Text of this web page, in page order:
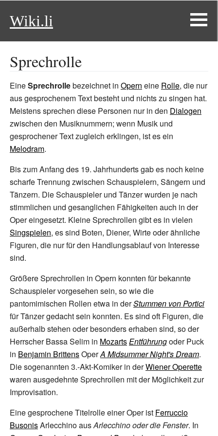
Wiki.li
Sprechrolle
EineSprechrollebezeichnet in Opern eine Rolle, die nur
aus gesprochenem Text besteht und nichts zu singen hat.
Meistens sprechen diese Personen nur in den Dialogen
zwischen den Musiknummern; wenn Musik und
gesprochener Text zugleich erklingen, ist es ein
Melodram.
Bis zum Anfang des 19. Jahrhunderts gab es noch keine
scharfe Trennung zwischen Schauspielern, Sängern und
Tänzern. Die Schauspieler und Tänzer wurden je nach
stimmlichen und gesanglichen Fähigkeiten auch in der
Oper eingesetzt. Kleine Sprechrollen gibt es in vielen
Singspielen, es sind Boten, Diener, Wirte oder ähnliche
Figuren, die nur für den Handlungsablauf von Interesse
sind.
Größere Sprechrollen in Opern konnten für bekannte
Schauspieler vorgesehen sein, so wie die
pantomimischen Rollen etwa in derStummen von Portici
für Tänzer gedacht sein konnten. Es sind oft Figuren, die
außerhalb stehen oder besonders erhaben sind, so der
Herrscher Bassa Selim in MozartsEntführungoder Puck
in Benjamin BrittensOperA Midsummer Night's Dream.
Die sogenannten 3.-Akt-Komiker in derWiener Operette
waren ausgedehnte Sprechrollen mit der Möglichkeit zur
Improvisation.
Eine gesprochene Titelrolle einer Oper ist Ferruccio
BusonisArlecchino ausArlecchino oder die Fenster. In